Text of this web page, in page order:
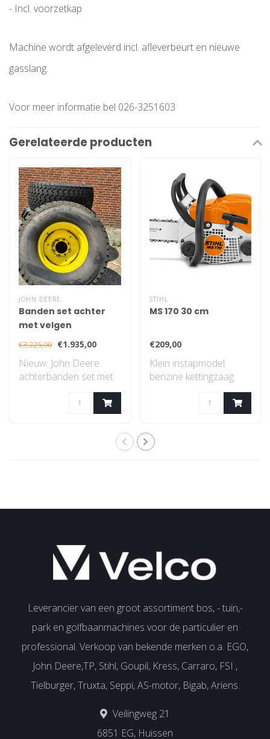
- Incl. voorzetkap
Machine wordt afgeleverd incl. afleverbeurt en nieuwe
gasslang.
Voor meer informatie bel 026-3251603
Gerelateerde producten
JOHN DEERE
Banden set achter
met velgen
€3.225,00 €1.935,00
Nieuw: John Deere
achterbanden set met
velgen, gazon profiel..
STIHL
MS 170 30 cm
€209,00
Klein instapmodel
benzine kettingzaag
met STIHL 2-MIX-
Leverancier van een groot assortiment bos, - tuin,-
park en golfbaanmachines voor de particulier en
professional. Verkoop van bekende merken o.a. EGO,
John Deere,TP, Stihl, Goupil, Kress, Carraro, FSI ,
Tielburger, Truxta, Seppi, AS-motor, Bigab, Ariens.
Veilingweg 21
6851 EG, Huissen